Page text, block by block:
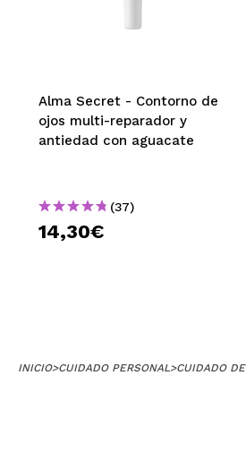
Alma Secret - Contorno de
ojos multi-reparador y
antiedad con aguacate
(37)
14,30€
INICIO>CUIDADO PERSONAL >CUIDADO